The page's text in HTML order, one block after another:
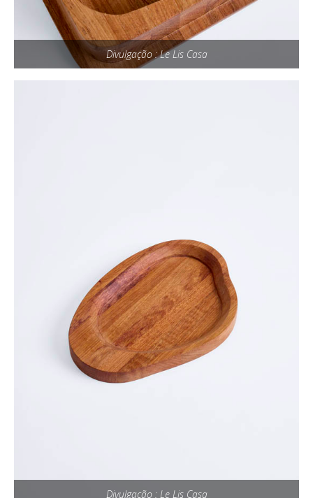
Divulgação : Le Lis Casa
Divulgação : Le Lis Casa